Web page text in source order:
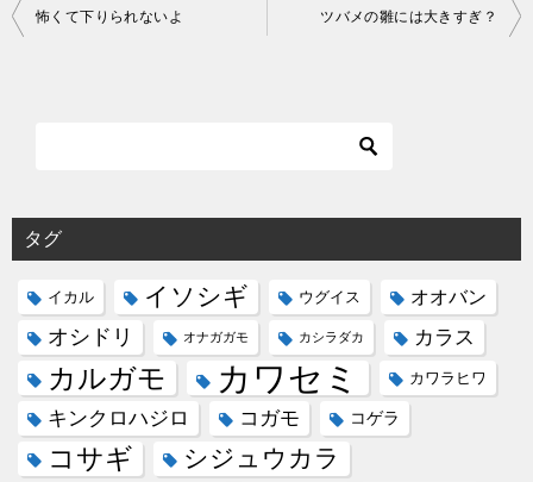
投
シ
ン
怖くて下りられないよ ツバメの雛には大きすぎ？
タグ
イカル イソシギ ウグイス オオバン
オシドリ オナガガモ カシラダカ カラス
カルガモ カワセミ カワラヒワ
キンクロハジロ コガモ コゲラ
コサギ シジュウカラ